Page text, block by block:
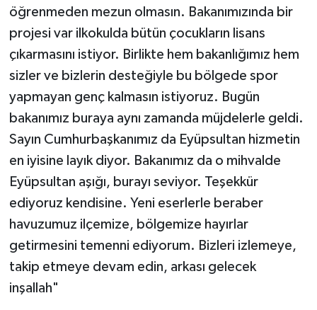
öğrenmeden mezun olmasın. Bakanımızında bir
projesi var ilkokulda bütün çocukların lisans
çıkarmasını istiyor. Birlikte hem bakanlığımız hem
sizler ve bizlerin desteğiyle bu bölgede spor
yapmayan genç kalmasın istiyoruz. Bugün
bakanımız buraya aynı zamanda müjdelerle geldi.
Sayın Cumhurbaşkanımız da Eyüpsultan hizmetin
en iyisine layık diyor. Bakanımız da o mihvalde
Eyüpsultan aşığı, burayı seviyor. Teşekkür
ediyoruz kendisine. Yeni eserlerle beraber
havuzumuz ilçemize, bölgemize hayırlar
getirmesini temenni ediyorum. Bizleri izlemeye,
takip etmeye devam edin, arkası gelecek
inşallah"